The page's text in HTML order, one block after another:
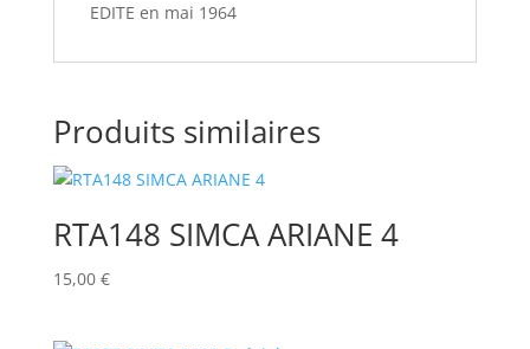
EDITE en mai 1964
Produits similaires
RTA148 SIMCA ARIANE 4
15,00 €